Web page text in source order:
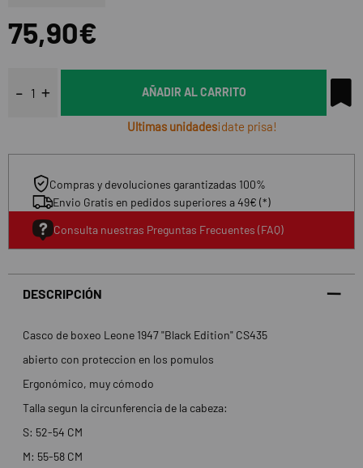
75,90€
AÑADIR AL CARRITO
Ultimas unidades¡date prisa!
Compras y devoluciones garantizadas 100%
Envio Gratis en pedidos superiores a 49€ (*)
Consulta nuestras Preguntas Frecuentes (FAQ)
DESCRIPCIÓN
Casco de boxeo Leone 1947 "Black Edition" CS435
abierto con proteccion en los pomulos
Ergonómico, muy cómodo
Talla segun la circunferencia de la cabeza:
S: 52-54 CM
M: 55-58 CM